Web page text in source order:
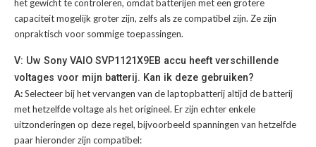
het gewicht te controleren, omdat batterijen met een grotere
capaciteit mogelijk groter zijn, zelfs als ze compatibel zijn. Ze zijn
onpraktisch voor sommige toepassingen.
V: Uw Sony VAIO SVP1121X9EB accu heeft verschillende
voltages voor mijn batterij. Kan ik deze gebruiken?
A:Selecteer bij het vervangen van de laptopbatterij altijd de batterij
met hetzelfde voltage als het origineel. Er zijn echter enkele
uitzonderingen op deze regel, bijvoorbeeld spanningen van hetzelfde
paar hieronder zijn compatibel: